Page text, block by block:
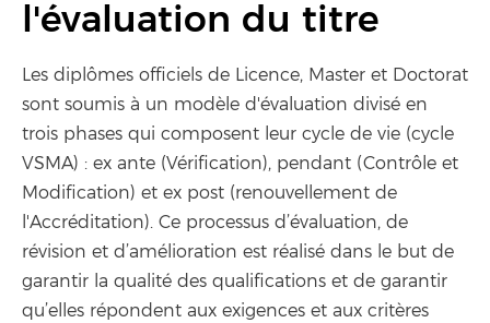
l'évaluation du titre
Les diplômes officiels de Licence, Master et Doctorat
sont soumis à un modèle d'évaluation divisé en
trois phases qui composent leur cycle de vie (cycle
VSMA) : ex ante (Vérification), pendant (Contrôle et
Modification) et ex post (renouvellement de
l'Accréditation). Ce processus d’évaluation, de
révision et d’amélioration est réalisé dans le but de
garantir la qualité des qualifications et de garantir
qu’elles répondent aux exigences et aux critères